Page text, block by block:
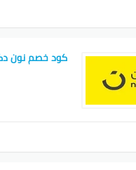
كود خصم نون